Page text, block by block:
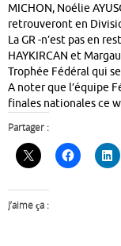
MICHON, Noélie
retrouveront en
La GR -n’est pas en
HAYKIRCAN et
Trophée Fédéral qui
A noter que l’équipe
finales nationales ce
Partager :
J’aime ça :